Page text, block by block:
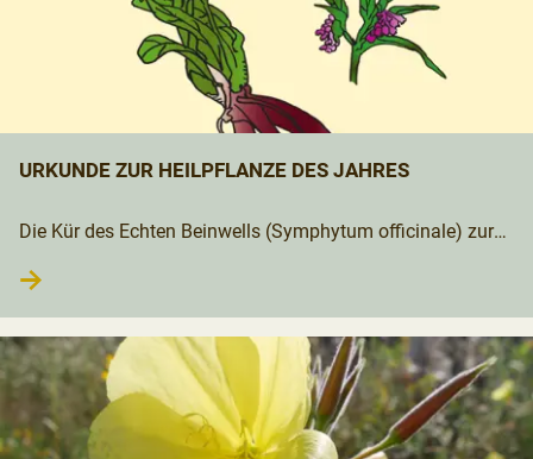
URKUNDE ZUR HEILPFLANZE DES JAHRES
Die Kür des Echten Beinwells (Symphytum officinale) zur
→